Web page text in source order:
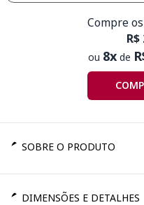
Compre
R$
ou 8x de
SOBRE O PRODUTO
DIMENSÕES E DETALHES